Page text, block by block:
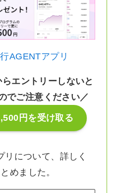
AGENTアプリ
エントリーしないと
でご注意ください／
円を受け取る
について、詳しく
めました。